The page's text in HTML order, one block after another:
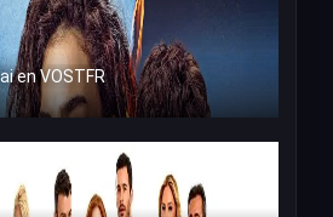
en VOSTFR